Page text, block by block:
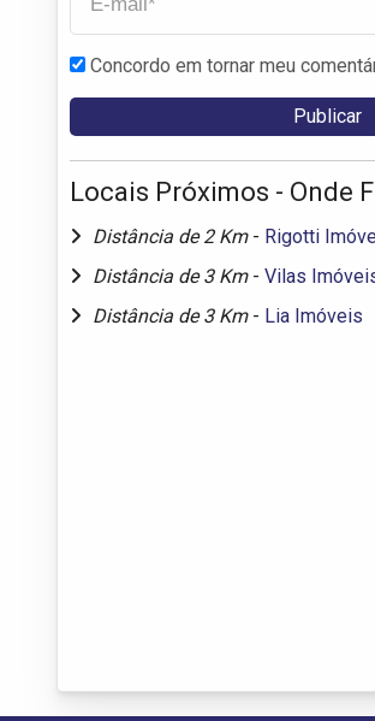
Concordo em tornar meu
Locais Próximos - Onde
Distância de 2 Km - Rigotti
Distância de 3 Km - Vilas
Distância de 3 Km - Lia Imóveis